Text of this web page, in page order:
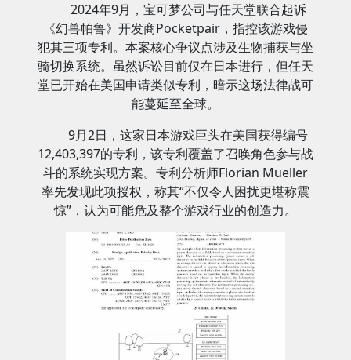
2024年9月，宝可梦公司与任天堂联合起诉
《幻兽帕鲁》开发商Pocketpair，指控该游戏侵
犯其三项专利。本案核心争议点涉及生物捕获与坐
骑切换系统。虽然诉讼目前仅在日本进行，但任天
堂已开始在美国申请类似专利，暗示这场法律战可
能蔓延至全球。
9月2日，这家日本游戏巨头在美国获得编号
12,403,397的专利，该专利覆盖了召唤角色参与战
斗的系统实现方案。专利分析师Florian Mueller
率先发现此项授权，称其“不仅令人困扰更堪称震
惊”，认为可能危及整个游戏行业的创造力。